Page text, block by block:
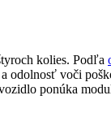
kolies. Podľa
odolnosť voči
ponúka